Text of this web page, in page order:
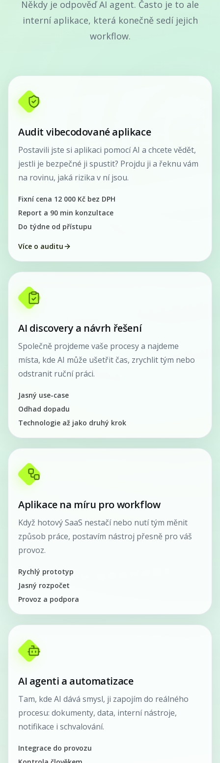
Někdy je odpověď AI agent. Často je to ale
interní aplikace, která konečně sedí jejich
workflow.
Audit vibecodované aplikace
Postavili jste si aplikaci pomocí AI a chcete vědět,
jestli je bezpečné ji spustit? Projdu ji a řeknu vám
na rovinu, jaká rizika v ní jsou.
Fixní cena 12 000 Kč bez DPH
Report a 90 min konzultace
Do týdne od přístupu
Více o auditu
AI discovery a návrh řešení
Společně projdeme vaše procesy a najdeme
místa, kde AI může ušetřit čas, zrychlit tým nebo
odstranit ruční práci.
Jasný use-case
Odhad dopadu
Technologie až jako druhý krok
Aplikace na míru pro workflow
Když hotový SaaS nestačí nebo nutí tým měnit
způsob práce, postavím nástroj přesně pro váš
provoz.
Rychlý prototyp
Jasný rozpočet
Provoz a podpora
AI agenti a automatizace
Tam, kde AI dává smysl, ji zapojím do reálného
procesu: dokumenty, data, interní nástroje,
notifikace i schvalování.
Integrace do provozu